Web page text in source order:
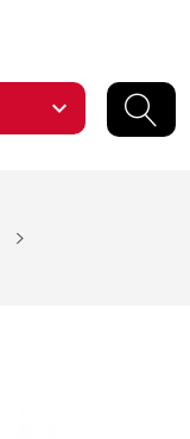
expand_more